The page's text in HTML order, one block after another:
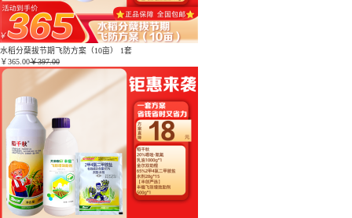
水稻分蘖拔节期飞防方案（10亩） 1套
￥365.00￥397.00